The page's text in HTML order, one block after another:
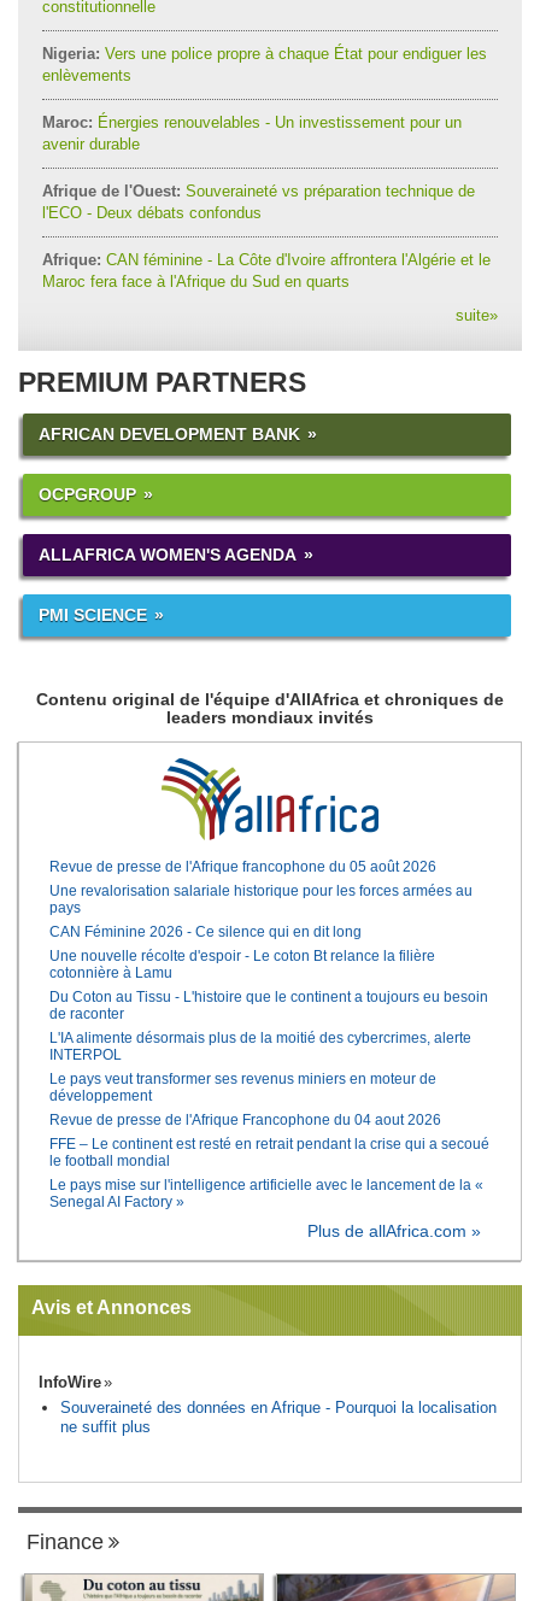
constitutionnelle
Nigeria: Vers une police propre à chaque État pour endiguer les
enlèvements
Maroc: Énergies renouvelables - Un investissement pour un
avenir durable
Afrique de l'Ouest: Souveraineté vs préparation technique de
l'ECO - Deux débats confondus
Afrique: CAN féminine - La Côte d'Ivoire affrontera l'Algérie et le
Maroc fera face à l'Afrique du Sud en quarts
suite»
PREMIUM PARTNERS
AFRICAN DEVELOPMENT BANK
OCPGROUP
ALLAFRICA WOMEN'S AGENDA
PMI SCIENCE
Contenu original de l'équipe d'AllAfrica et chroniques de
leaders mondiaux invités
Revue de presse de l'Afrique francophone du 05 août 2026
Une revalorisation salariale historique pour les forces armées au
pays
CAN Féminine 2026 - Ce silence qui en dit long
Une nouvelle récolte d'espoir - Le coton Bt relance la filière
cotonnière à Lamu
Du Coton au Tissu - L'histoire que le continent a toujours eu besoin
de raconter
L'IA alimente désormais plus de la moitié des cybercrimes, alerte
INTERPOL
Le pays veut transformer ses revenus miniers en moteur de
développement
Revue de presse de l'Afrique Francophone du 04 aout 2026
FFE – Le continent est resté en retrait pendant la crise qui a secoué
le football mondial
Le pays mise sur l'intelligence artificielle avec le lancement de la «
Senegal AI Factory »
Plus de allAfrica.com »
Avis et Annonces
InfoWire
Souveraineté des données en Afrique - Pourquoi la localisation
ne suffit plus
Finance